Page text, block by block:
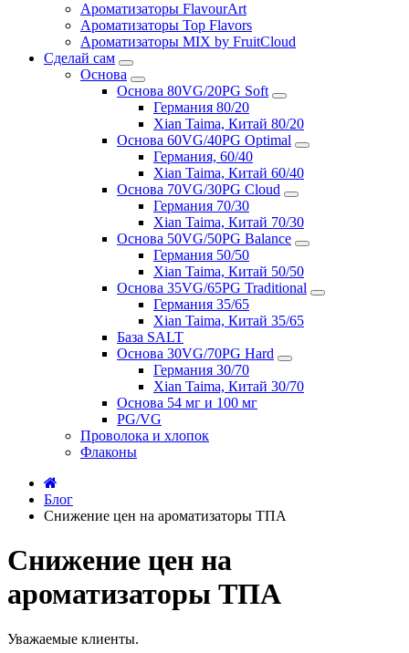
Ароматизаторы FlavourArt
Ароматизаторы Top Flavors
Ароматизаторы MIX by FruitCloud
Сделай сам
Основа
Основа 80VG/20PG Soft
Германия 80/20
Xian Taima, Китай 80/20
Основа 60VG/40PG Optimal
Германия, 60/40
Xian Taima, Китай 60/40
Основа 70VG/30PG Cloud
Германия 70/30
Xian Taima, Китай 70/30
Основа 50VG/50PG Balance
Германия 50/50
Xian Taima, Китай 50/50
Основа 35VG/65PG Traditional
Германия 35/65
Xian Taima, Китай 35/65
База SALT
Основа 30VG/70PG Hard
Германия 30/70
Xian Taima, Китай 30/70
Основа 54 мг и 100 мг
PG/VG
Проволока и хлопок
Флаконы
Блог
Снижение цен на ароматизаторы ТПА
Снижение цен на
ароматизаторы ТПА
Уважаемые клиенты.